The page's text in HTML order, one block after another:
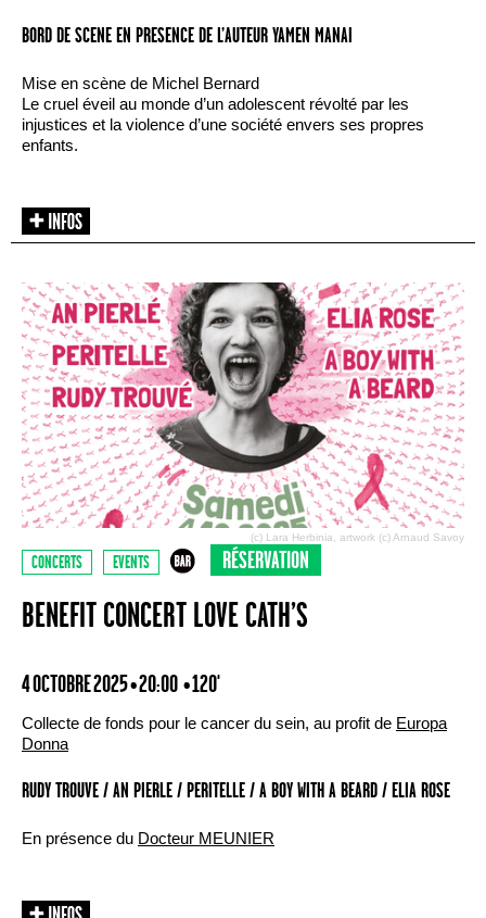
BORD DE SCENE EN PRESENCE DE L’AUTEUR YAMEN MANAI
Mise en scène de Michel Bernard
Le cruel éveil au monde d’un adolescent révolté par les
injustices et la violence d’une société envers ses propres
enfants.
(c) Lara Herbinia, artwork (c) Arnaud Savoy
CONCERTS EVENTS RÉSERVATION
BENEFIT CONCERT LOVE CATH’S
4 OCTOBRE 2025 • 20:00 • 120'
Collecte de fonds pour le cancer du sein, au profit de Europa
Donna
RUDY TROUVE / AN PIERLE / PERITELLE / A BOY WITH A BEARD / ELIA ROSE
En présence du Docteur MEUNIER